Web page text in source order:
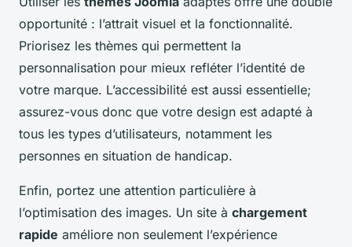
opportunité : l’attrait visuel et la fonctionnalité.
Priorisez les thèmes qui permettent la
personnalisation pour mieux refléter l’identité de
votre marque. L’accessibilité est aussi essentielle;
assurez-vous donc que votre design est adapté à
tous les types d’utilisateurs, notamment les
personnes en situation de handicap.
Enfin, portez une attention particulière à
l’optimisation des images. Un site à chargement
rapide améliore non seulement l’expérience